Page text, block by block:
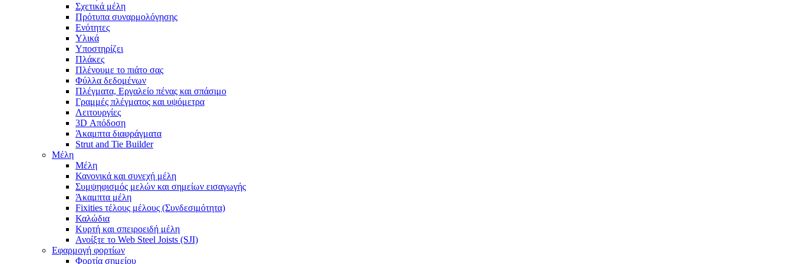
Σχετικά μέλη
Πρότυπα συναρμολόγησης
Ενότητες
Υλικά
Υποστηρίζει
Πλάκες
Πλένουμε το πιάτο σας
Φύλλα δεδομένων
Πλέγματα, Εργαλείο πένας και σπάσιμο
Γραμμές πλέγματος και υψόμετρα
Λειτουργίες
3D Απόδοση
Άκαμπτα διαφράγματα
Strut and Tie Builder
Μέλη
Μέλη
Κανονικά και συνεχή μέλη
Συμψηφισμός μελών και σημείων εισαγωγής
Άκαμπτα μέλη
Fixities τέλους μέλους (Συνδεσιμότητα)
Καλώδια
Κυρτή και σπειροειδή μέλη
Ανοίξτε το Web Steel Joists (SJI)
Εφαρμογή φορτίων
Φορτία σημείου